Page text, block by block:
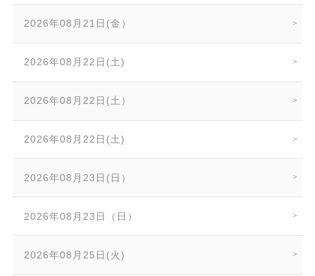
2026年08月21日(金）
2026年08月22日(土)
2026年08月22日(土）
2026年08月22日(土)
2026年08月23日(日）
2026年08月23日（日）
2026年08月25日(火)